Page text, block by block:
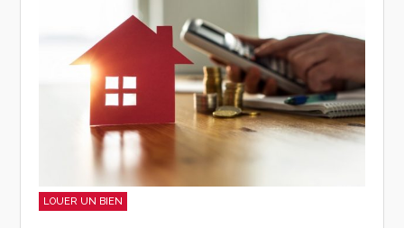
LOUER UN BIEN